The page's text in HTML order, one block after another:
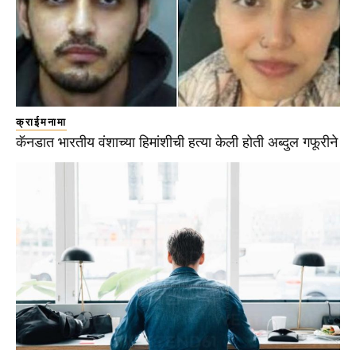
क्राईमनामा
कॅनडात भारतीय वंशाच्या हिमांशीची हत्या केली होती अब्दुल गफूरीने